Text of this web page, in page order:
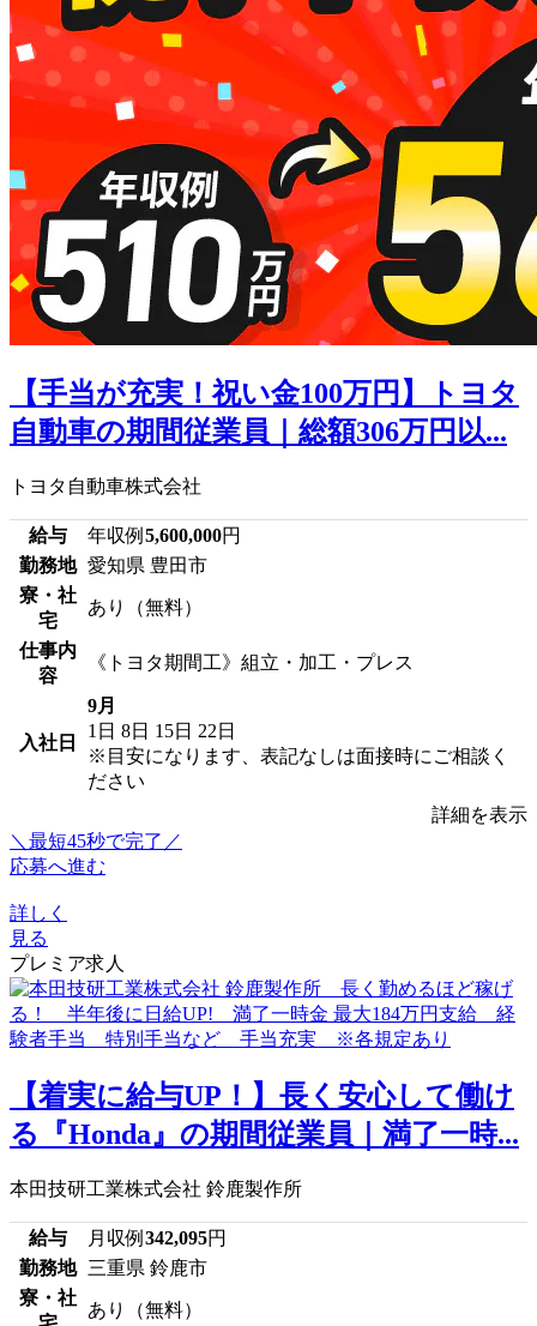
【手当が充実！祝い金100万円】トヨタ
自動車の期間従業員｜総額306万円以...
トヨタ自動車株式会社
給与 年収例 5,600,000円
勤務地 愛知県 豊田市
寮・社
宅
あり（無料）
仕事内
容
《トヨタ期間工》組立・加工・プレス
入社日
9月
1日 8日 15日 22日
※目安になります、表記なしは面接時にご相談く
ださい
詳細を表示
＼最短45秒で完了／
応募へ進む
詳しく
見る
プレミア求人
【着実に給与UP！】長く安心して働け
る『Honda』の期間従業員｜満了一時...
本田技研工業株式会社 鈴鹿製作所
給与 月収例 342,095円
勤務地 三重県 鈴鹿市
寮・社
あり（無料）